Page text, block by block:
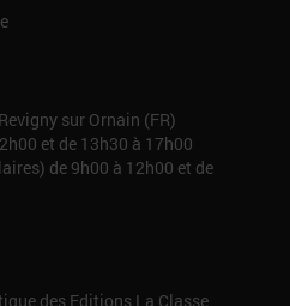
sur Ornain (FR)
et de 13h30 à 17h00
de 9h00 à 12h00 et de
des Editions La Classe